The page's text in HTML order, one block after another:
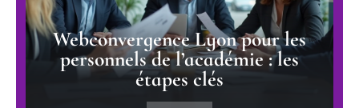
Webconvergence Lyon pour les
personnels de l’académie : les
étapes clés